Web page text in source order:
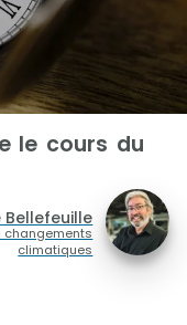
le cours du
Bellefeuille
changements
climatiques